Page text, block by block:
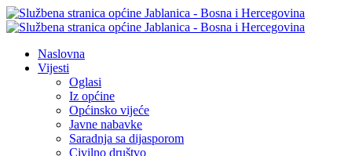
Naslovna
Vijesti
Oglasi
Iz općine
Općinsko vijeće
Javne nabavke
Saradnja sa dijasporom
Civilno društvo